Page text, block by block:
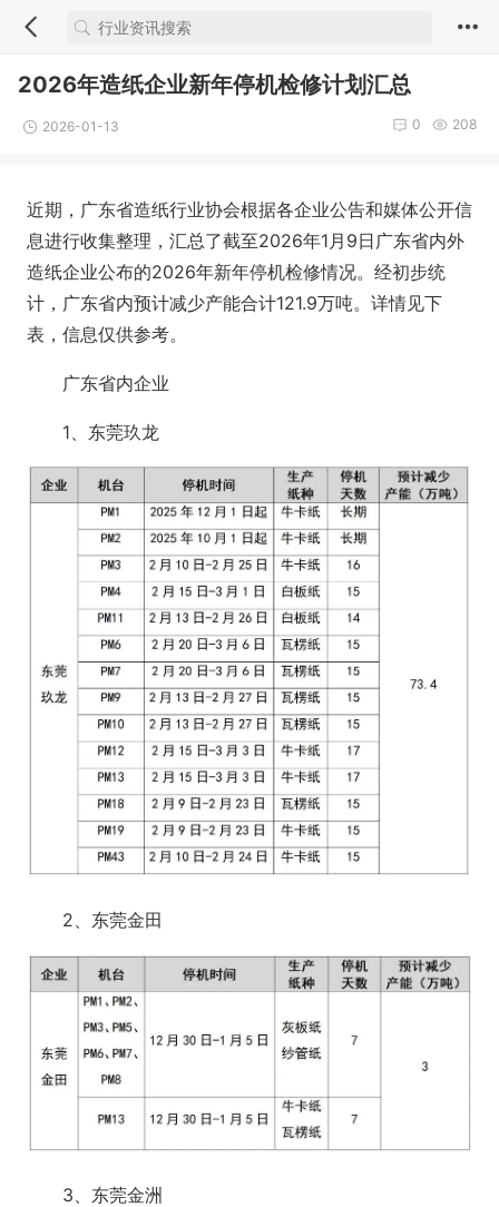
2026年造纸企业新年停机检修计划汇总
2026-01-13 208
0
近期，广东省造纸行业协会根据各企业公告和媒体公开信
息进行收集整理，汇总了截至2026年1月9日广东省内外
造纸企业公布的2026年新年停机检修情况。经初步统
计，广东省内预计减少产能合计121.9万吨。详情见下
表，信息仅供参考。
广东省内企业
1、东莞玖龙
2、东莞金田
3、东莞金洲